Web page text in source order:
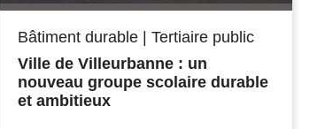
Bâtiment durable
Tertiaire public
Ville de Villeurbanne : un
nouveau groupe scolaire durable
et ambitieux